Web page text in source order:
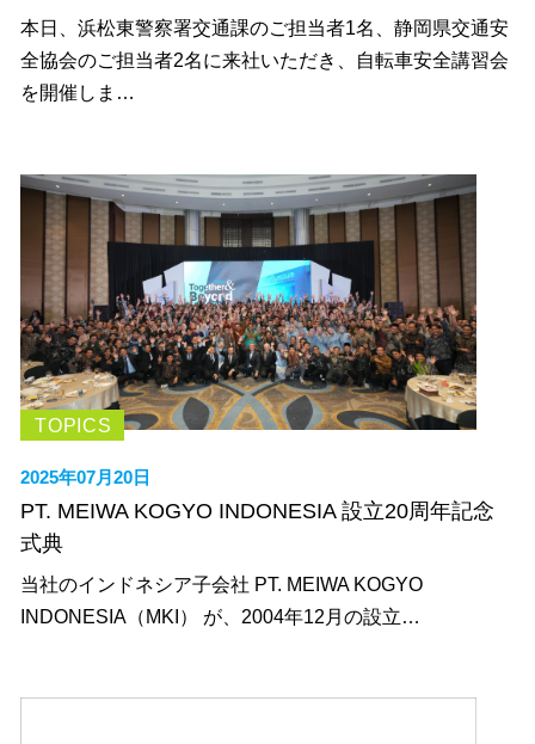
本日、浜松東警察署交通課のご担当者1名、静岡県交通安
全協会のご担当者2名に来社いただき、自転車安全講習会
を開催しま…
TOPICS
2025年07月20日
PT. MEIWA KOGYO INDONESIA 設立20周年記念
式典
当社のインドネシア子会社 PT. MEIWA KOGYO
INDONESIA（MKI） が、2004年12月の設立…